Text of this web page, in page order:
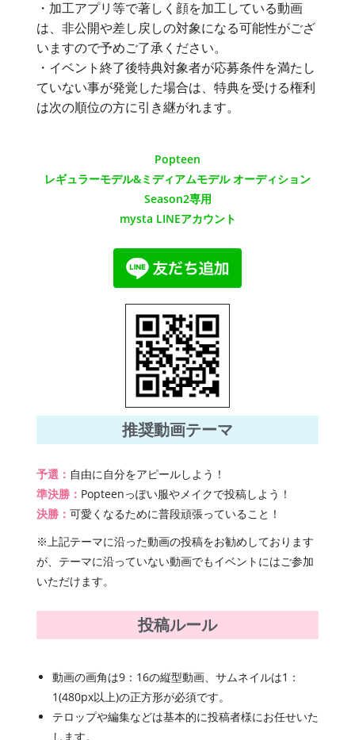
・加工アプリ等で著しく顔を加工している動画
は、非公開や差し戻しの対象になる可能性がござ
いますので予めご了承ください。
・イベント終了後特典対象者が応募条件を満たし
ていない事が発覚した場合は、特典を受ける権利
は次の順位の方に引き継がれます。
Popteen
レギュラーモデル&ミディアムモデル オーディション
Season2専用
mysta LINEアカウント
推奨動画テーマ
予選： 自由に自分をアピールしよう！
準決勝： Popteenっぽい服やメイクで投稿しよう！
決勝： 可愛くなるために普段頑張っていること！
※上記テーマに沿った動画の投稿をお勧めしております
が、テーマに沿っていない動画でもイベントにはご参加
いただけます。
投稿ルール
動画の画角は9：16の縦型動画、サムネイルは1：
1(480px以上)の正方形が必須です。
テロップや編集などは基本的に投稿者様にお任せいた
します。